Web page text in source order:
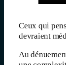
Ceux qui
devraient
Au